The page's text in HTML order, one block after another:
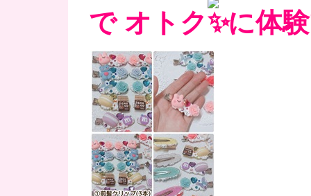
で オトク
に体